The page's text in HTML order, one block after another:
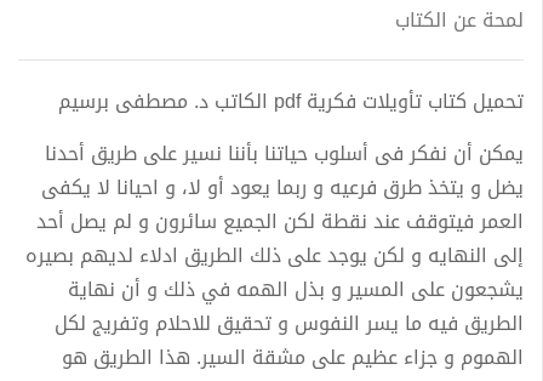
لمحة عن الكتاب
تحميل كتاب تأويلات فكرية pdf الكاتب د. مصطفى برسيم
يمكن أن نفكر فى أسلوب حياتنا بأننا نسير على طريق أحدنا
يضل و يتخذ طرق فرعيه و ربما يعود أو لا، و احيانا لا يكفى
العمر فيتوقف عند نقطة لكن الجميع سائرون و لم يصل أحد
إلى النهايه و لكن يوجد على ذلك الطريق ادلاء لديهم بصيره
يشجعون على المسير و بذل الهمه في ذلك و أن نهاية
الطريق فيه ما يسر النفوس و تحقيق للاحلام وتفريج لكل
الهموم و جزاء عظيم على مشقة السير. هذا الطريق هو